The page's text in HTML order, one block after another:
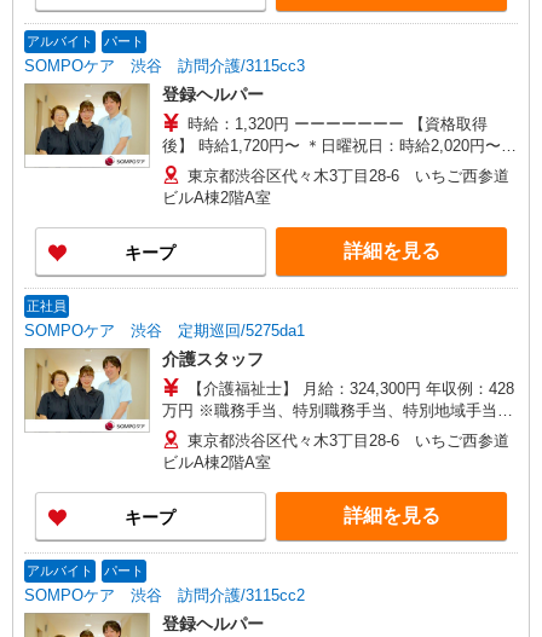
※介護福祉士のみ、特別職務手当、特別地域手当
援特別手当は勤続5年目迄の方は更に1万円支給
（再入社除く） ◎賞与：基本給2.08ヶ月分/年支給
◎残業：別途時間外手当支給（超過1分〜）
アルバイト パート
SOMPOケア 渋谷 訪問介護/3115cc3
登録ヘルパー
時給：1,320円 ーーーーーーー 【資格取得
後】 時給1,720円〜 ＊日曜祝日：時給2,020円〜
ーーーーーーー
東京都渋谷区代々木3丁目28-6 いちご西参道
ビルA棟2階A室
キープ 詳細を見る
正社員
SOMPOケア 渋谷 定期巡回/5275da1
介護スタッフ
【介護福祉士】 月給：324,300円 年収例：428
万円 ※職務手当、特別職務手当、特別地域手当、
（東京都）居住支援特別手当、働きがい向上手
当、深夜勤手当（月平均5回分）、日祝手当（月平
均2回分）、在宅手当（月平均15回分）等、毎月平
均的に支払われる手当を含みます。 ※居住支援特
別手当は勤続5年目までの方はさらに1万円支給
（再入社は除く） ◎賞与：基本給2.08ヶ月分/年支
東京都渋谷区代々木3丁目28-6 いちご西参道
ビルA棟2階A室
キープ 詳細を見る
アルバイト パート
SOMPOケア 渋谷 訪問介護/3115cc2
登録ヘルパー